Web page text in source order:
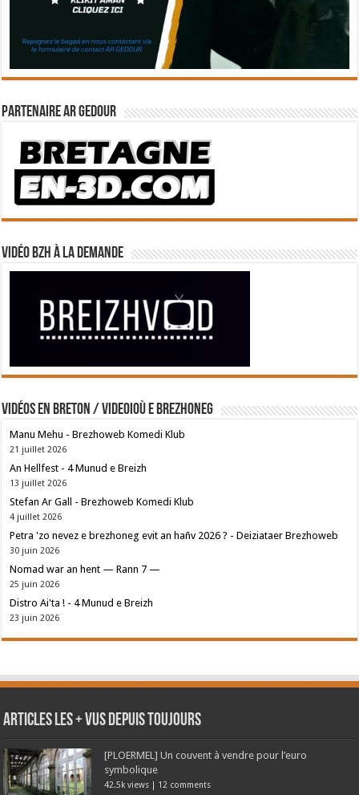
Partenaire Ar Gedour
Vidéo BZH à la demande
Vidéos en breton / Videoioù e brezhoneg
Manu Mehu - Brezhoweb Komedi Klub
21 juillet 2026
An Hellfest - 4 Munud e Breizh
13 juillet 2026
Stefan Ar Gall - Brezhoweb Komedi Klub
4 juillet 2026
Petra 'zo nevez e brezhoneg evit an hañv 2026 ? - Deiziataer Brezhoweb
30 juin 2026
Nomad war an hent — Rann 7 —
25 juin 2026
Distro Ai'ta ! - 4 Munud e Breizh
23 juin 2026
Articles les + vus depuis toujours
[PLOERMEL] Un couvent à vendre pour l’euro
symbolique
42.5k views | 12 comments